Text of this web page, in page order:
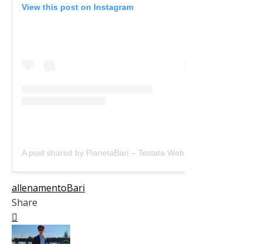
View this post on Instagram
allenamentoBari
Share
Facebook
Twitter
LinkedIn
Pinterest